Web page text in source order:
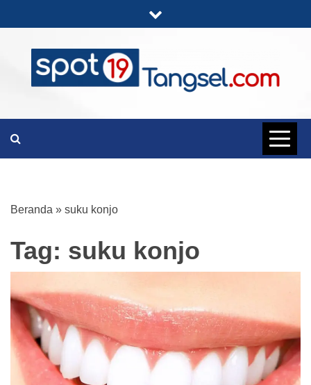
to
content
SPOT19
Beranda » suku konjo
Tag: suku konjo